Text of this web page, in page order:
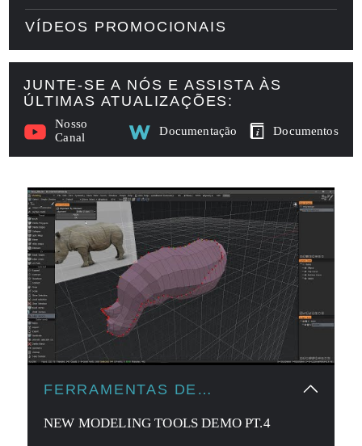
VÍDEOS PROMOCIONAIS
JUNTE-SE A NÓS E ASSISTA ÀS
ÚLTIMAS ATUALIZAÇÕES:
Nosso
Canal
Documentação Documentos
FERRAMENTAS DE
NEW MODELING TOOLS DEMO PT.4